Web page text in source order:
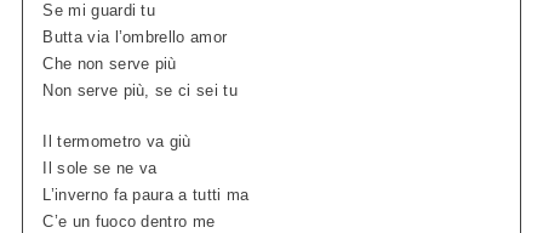
Se mi guardi tu
Butta via l’ombrello amor
Che non serve più
Non serve più, se ci sei tu
Il termometro va giù
Il sole se ne va
L’inverno fa paura a tutti ma
C’e un fuoco dentro me